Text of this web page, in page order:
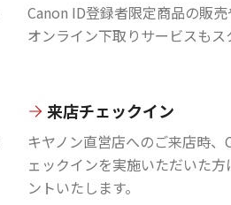
Canon ID登録者限定商品の販売
オンライン下取りサービスもス
来店チェックイン
キヤノン直営店へのご来店時、
ェックインを実施いただいた
ントいたします。